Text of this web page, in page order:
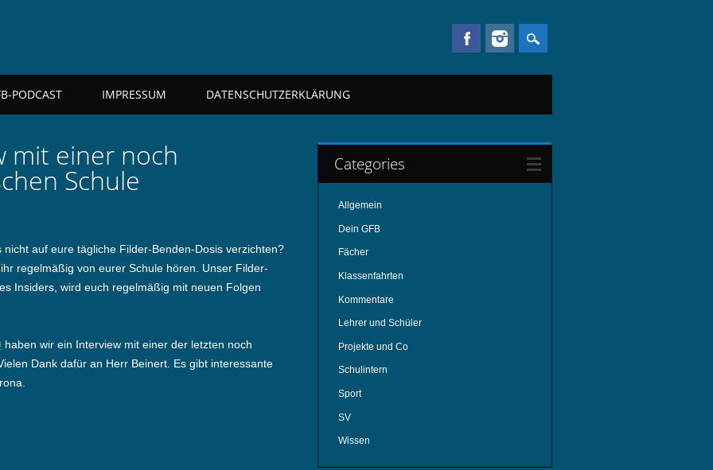
PODCAST IMPRESSUM DATENSCHUTZERKLÄRUNG
mit einer noch
Schule
auf eure tägliche Filder-Benden-Dosis verzichten?
regelmäßig von eurer Schule hören. Unser Filder-
Insiders, wird euch regelmäßig mit neuen Folgen
haben wir ein Interview mit einer der letzten noch
Dank dafür an Herr Beinert. Es gibt interessante
Categories
Allgemein
Dein GFB
Fächer
Klassenfahrten
Kommentare
Lehrer und Schüler
Projekte und Co
Schulintern
Sport
SV
Wissen